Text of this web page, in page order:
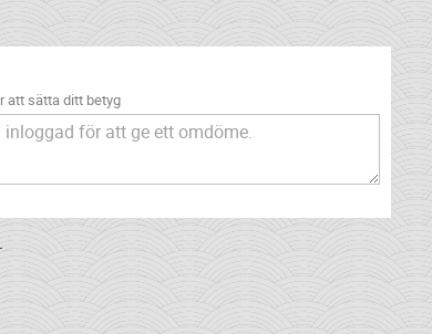
att sätta ditt betyg